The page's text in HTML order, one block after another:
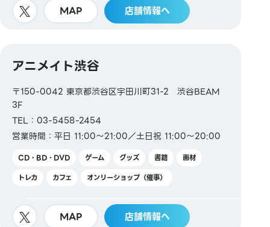
MAP 店舗情報へ
アニメイト渋谷
〒150-0042 東京都渋谷区宇田川町31-2 渋谷BEAM
3F
TEL：03-5458-2454
営業時間：平日 11:00～21:00／土日祝 11:00～20:00
CD・BD・DVD ゲーム グッズ 書籍
画材
トレカ
カフェ オンリーショップ（催事）
MAP 店舗情報へ